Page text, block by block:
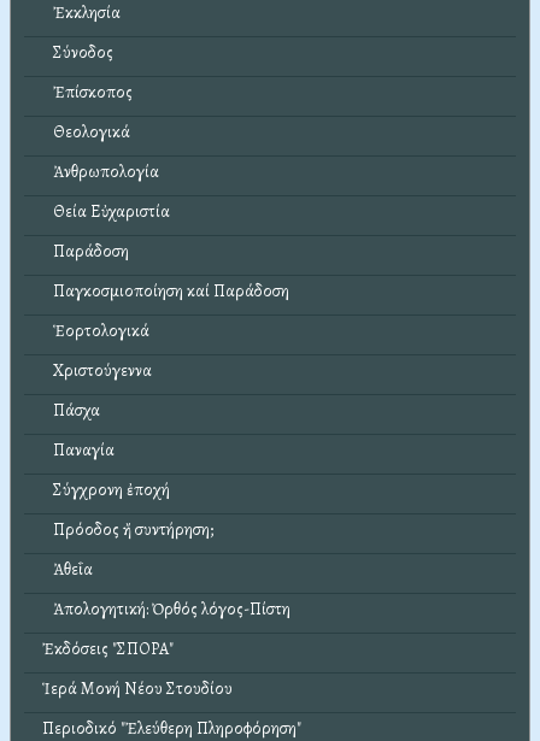
Ἐκκλησία
Σύνοδος
Ἐπίσκοπος
Θεολογικά
Ἀνθρωπολογία
Θεία Εὐχαριστία
Παράδοση
Παγκοσμιοποίηση καί Παράδοση
Ἑορτολογικά
Χριστούγεννα
Πάσχα
Παναγία
Σύγχρονη ἐποχή
Πρόοδος ἤ συντήρηση;
Ἀθεΐα
Ἀπολογητική: Ὀρθός λόγος-Πίστη
Ἐκδόσεις "ΣΠΟΡΑ"
Ἱερά Μονή Νέου Στουδίου
Περιοδικό "Ἐλεύθερη Πληροφόρηση"